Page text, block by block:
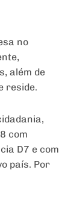
no
além de
reside.
com
D7 e com
país. Por